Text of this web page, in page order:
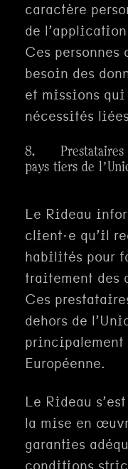
caractère
de
Ces personnes
besoin des
et missions
nécessités
8. Prestataires
pays tiers de
Le Rideau
client·e qu’il
habilités pour
traitement des
Ces
dehors de
principalement
Européenne.
Le Rideau
la mise en
garanties